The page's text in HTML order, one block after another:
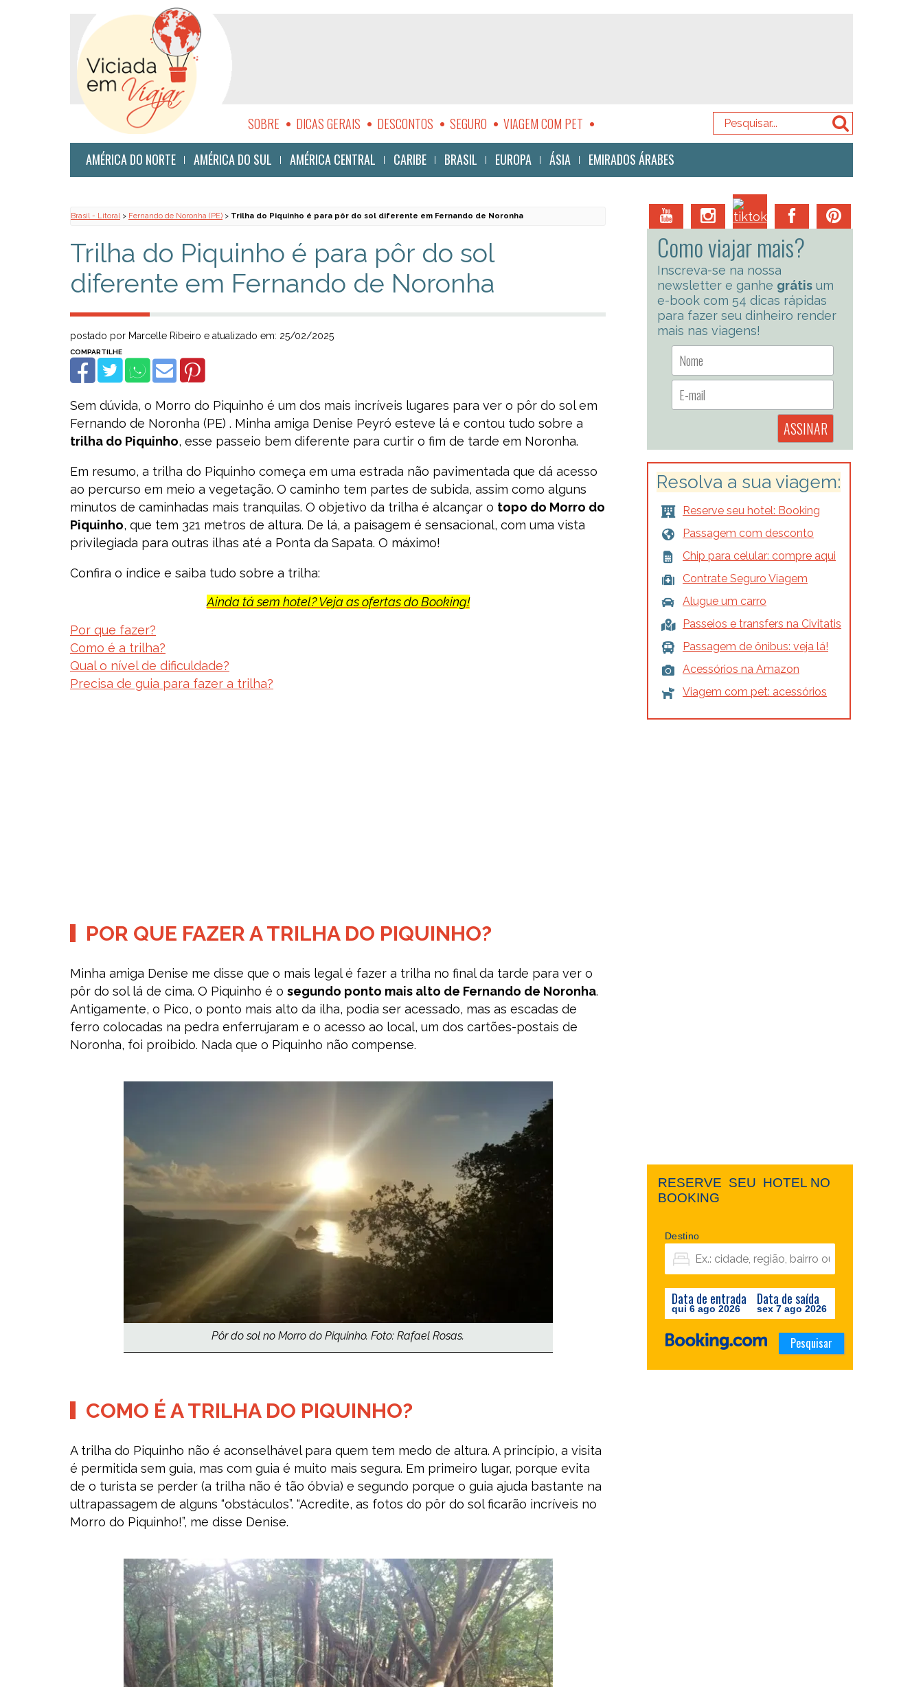
SOBRE DICAS GERAIS DESCONTOS SEGURO
VIAGEM COM PET
SUSTENTABILIDADE
AMÉRICA DO NORTE AMÉRICA DO SUL AMÉRICA CENTRAL CARIBE BRASIL EUROPA ÁSIA EMIRADOS ÁRABES
Brasil - Litoral> Fernando de Noronha (PE) > Trilha do Piquinho é para pôr do sol diferente em Fernando de Noronha
Trilha do Piquinho é para pôr do sol
diferente em Fernando de Noronha
postado por Marcelle Ribeiro e atualizado em: 25/02/2025
Sem dúvida, o Morro do Piquinho é um dos mais incríveis lugares para ver o pôr do sol em
Fernando de Noronha (PE) . Minha amiga Denise Peyró esteve lá e contou tudo sobre a
trilha do Piquinho, esse passeio bem diferente para curtir o fim de tarde em Noronha.
Em resumo, a trilha do Piquinho começa em uma estrada não pavimentada que dá acesso
ao percurso em meio a vegetação. O caminho tem partes de subida, assim como alguns
minutos de caminhadas mais tranquilas. O objetivo da trilha é alcançar o topo do Morro do
Piquinho, que tem 321 metros de altura. De lá, a paisagem é sensacional, com uma vista
privilegiada para outras ilhas até a Ponta da Sapata. O máximo!
Confira o índice e saiba tudo sobre a trilha:
Ainda tá sem hotel? Veja as ofertas do Booking!
Por que fazer?
Como é a trilha?
Qual o nível de dificuldade?
Precisa de guia para fazer a trilha?
POR QUE FAZER A TRILHA DO PIQUINHO?
Minha amiga Denise me disse que o mais legal é fazer a trilha no final da tarde para ver o
pôr do sol lá de cima. O Piquinho é o segundo ponto mais alto de Fernando de Noronha.
Antigamente, o Pico, o ponto mais alto da ilha, podia ser acessado, mas as escadas de
ferro colocadas na pedra enferrujaram e o acesso ao local, um dos cartões-postais de
Noronha, foi proibido. Nada que o Piquinho não compense.
Pôr do sol no Morro do Piquinho. Foto: Rafael Rosas.
COMO É A TRILHA DO PIQUINHO?
A trilha do Piquinho não é aconselhável para quem tem medo de altura. A princípio, a visita
é permitida sem guia, mas com guia é muito mais segura. Em primeiro lugar, porque evita
de o turista se perder (a trilha não é tão óbvia) e segundo porque o guia ajuda bastante na
ultrapassagem de alguns “obstáculos”. “Acredite, as fotos do pôr do sol ficarão incríveis no
Morro do Piquinho!”, me disse Denise.
Como viajar mais?
Inscreva-se na nossa
newsletter e ganhe grátis um
e-book com 54 dicas rápidas
para fazer seu dinheiro render
mais nas viagens!
Resolva a sua viagem:
Reserve seu hotel: Booking
Passagem com desconto
Chip para celular: compre aqui
Contrate Seguro Viagem
Alugue um carro
Passeios e transfers na Civitatis
Passagem de ônibus: veja lá!
Acessórios na Amazon
Viagem com pet: acessórios
RESERVE ​ ​SEU ​ ​HOTEL NO ​ ​
BOOKING
Destino
Data de entrada
qui 6 ago 2026
Data de saída
sex 7 ago 2026